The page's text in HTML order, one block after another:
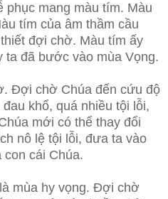
phục mang màu tím. Màu
tím của âm thầm cầu
đợi chờ. Màu tím ấy
ta đã bước vào mùa Vọng.
Đợi chờ Chúa đến cứu độ
khổ, quá nhiều tội lỗi,
mới có thể thay đổi
nô lệ tội lỗi, đưa ta vào
con cái Chúa.
mùa hy vọng. Đợi chờ